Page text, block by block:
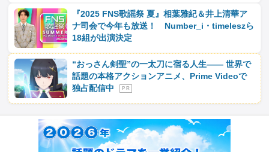
『2025 FNS歌謡祭 夏』相葉雅紀＆井上清華ア
ナ司会で今年も放送！ Number_i・timeleszら
18組が出演決定
“おっさん剣聖”の一太刀に宿る人生―― 世界で
話題の本格アクションアニメ、Prime Videoで
独占配信中
P R